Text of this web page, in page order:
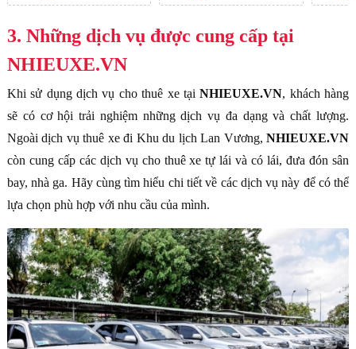
3. Những dịch vụ được cung cấp tại
NHIEUXE.VN
Khi sử dụng dịch vụ cho thuê xe tạiNHIEUXE.VN, khách hàng
sẽ có cơ hội trải nghiệm những dịch vụ đa dạng và chất lượng.
Ngoài dịch vụ thuê xe đi Khu du lịch Lan Vương,NHIEUXE.VN
còn cung cấp các dịch vụ cho thuê xe tự lái và có lái, đưa đón sân
bay, nhà ga. Hãy cùng tìm hiểu chi tiết về các dịch vụ này để có thể
lựa chọn phù hợp với nhu cầu của mình.